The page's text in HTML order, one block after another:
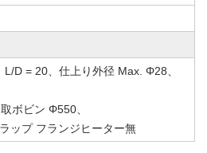
D = 20、仕上り外径 Max. Φ28、
ボビン Φ550、
ップ フランジヒーター無